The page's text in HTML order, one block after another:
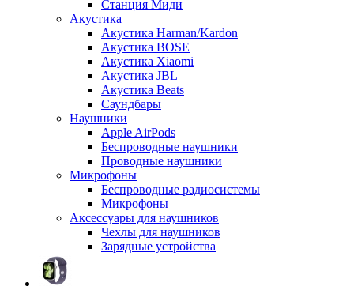
Станция Миди
Акустика
Акустика Harman/Kardon
Акустика BOSE
Акустика Xiaomi
Акустика JBL
Акустика Beats
Саундбары
Наушники
Apple AirPods
Беспроводные наушники
Проводные наушники
Микрофоны
Беспроводные радиосистемы
Микрофоны
Аксессуары для наушников
Чехлы для наушников
Зарядные устройства